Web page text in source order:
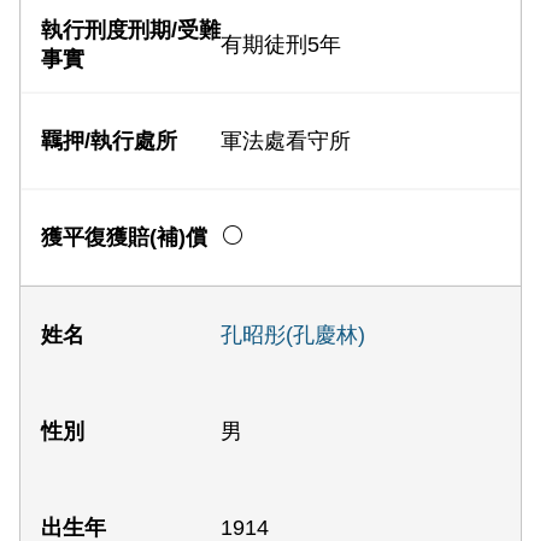
有期徒刑5年
軍法處看守所
孔昭彤(孔慶林)
男
1914